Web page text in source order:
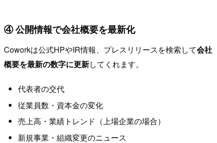
④ 公開情報で会社概要を最新化
Coworkは公式HPやIR情報、プレスリリースを検索して会社
概要を最新の数字に更新してくれます。
代表者の交代
従業員数・資本金の変化
売上高・業績トレンド（上場企業の場合）
新規事業・組織変更のニュース